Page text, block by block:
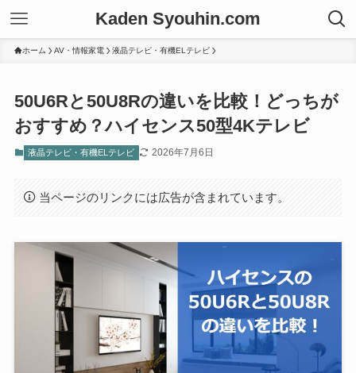
Kaden Syouhin.com
ホーム AV・情報家電 液晶テレビ・有機ELテレビ
50U6Rと50U8Rの違いを比較！どっちが
おすすめ？ハイセンス50型4Kテレビ
液晶テレビ・有機ELテレビ 2026年7月6日
当ページのリンクには広告が含まれています。